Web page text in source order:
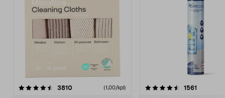
3810arvostelut (1,00/kpl)
4.5viidestä
1561
4.5viidestä